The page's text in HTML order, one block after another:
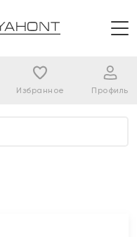
Избранное Профиль